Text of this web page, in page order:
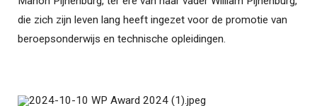
die zich zijn leven lang heeft ingezet voor de promotie van
beroepsonderwijs en technische opleidingen.